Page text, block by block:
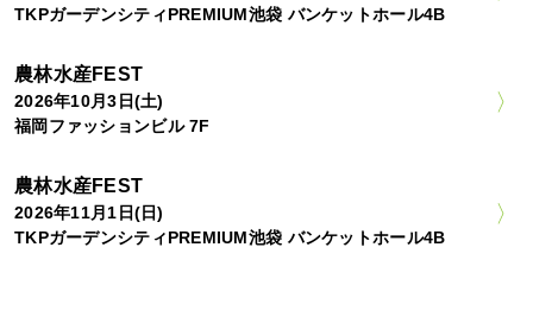
TKPガーデンシティPREMIUM池袋 バンケットホール4B
農林水産FEST
2026年10月3日(土)
福岡ファッションビル 7F
農林水産FEST
2026年11月1日(日)
TKPガーデンシティPREMIUM池袋 バンケットホール4B